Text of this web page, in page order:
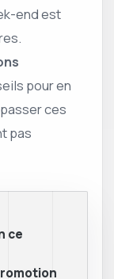
end est
pour en
ces
pas
ce